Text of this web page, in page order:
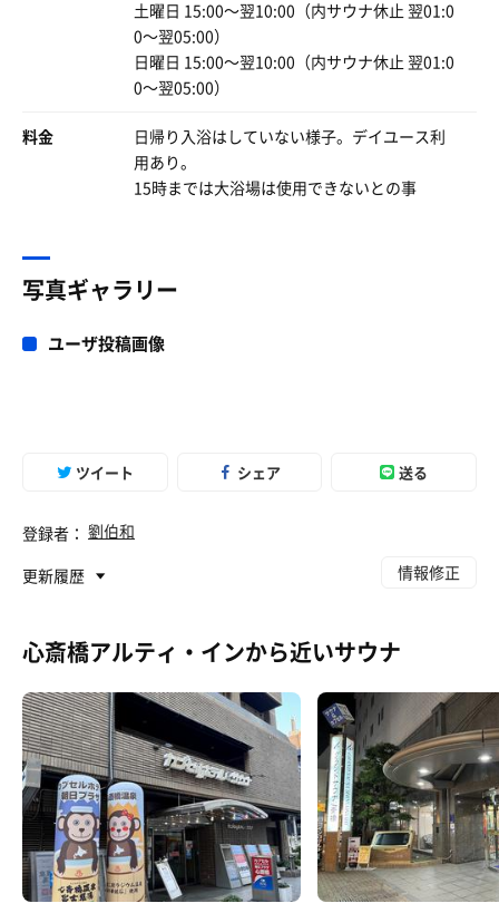
土曜日 15:00〜翌10:00（内サウナ休止 翌01:0
0〜翌05:00）
日曜日 15:00〜翌10:00（内サウナ休止 翌01:0
0〜翌05:00）
料金
日帰り入浴はしていない様子。デイユース利
用あり。
15時までは大浴場は使用できないとの事
写真ギャラリー
ユーザ投稿画像
ツイート シェア 送る
登録者： 劉伯和
更新履歴
情報修正
心斎橋アルティ・インから近いサウナ